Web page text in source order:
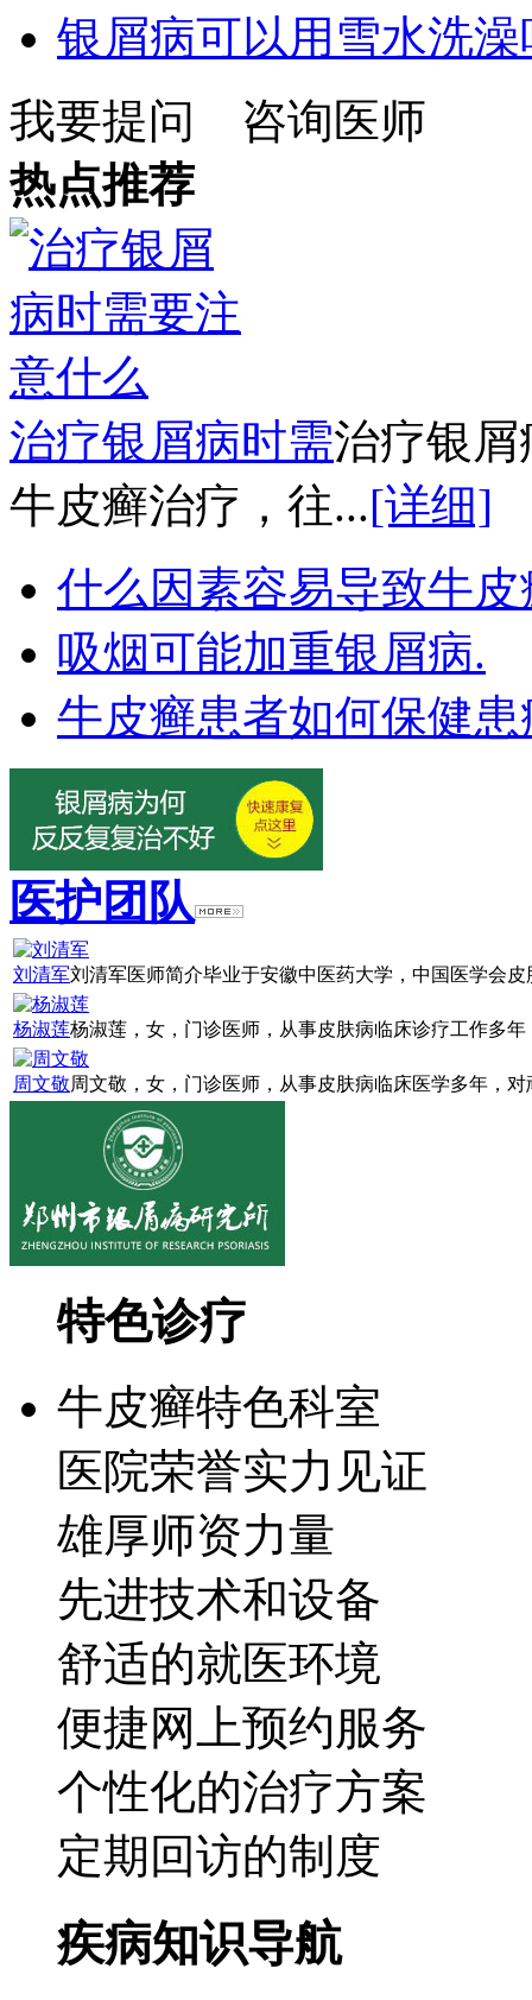
银屑病可以用雪水洗澡
我要提问
咨询医师
热点推荐
治疗银屑病时需治疗银
牛皮癣治疗，往...[详细]
什么因素容易导致牛皮
吸烟可能加重银屑病.
牛皮癣患者如何保健
医护团队
刘清军刘清军医师简介毕业于安徽中医药大学，中国医学会
杨淑莲杨淑莲，女，门诊医师，从事皮肤病临床诊疗工作多
周文敬周文敬，女，门诊医师，从事皮肤病临床医学多年，
特色诊疗
牛皮癣特色科室
医院荣誉实力见证
雄厚师资力量
先进技术和设备
舒适的就医环境
便捷网上预约服务
个性化的治疗方案
定期回访的制度
疾病知识导航